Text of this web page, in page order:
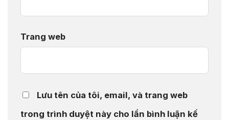
Trang web
Lưu tên của tôi, email, và trang web
trong trình duyệt này cho lần bình luận kế